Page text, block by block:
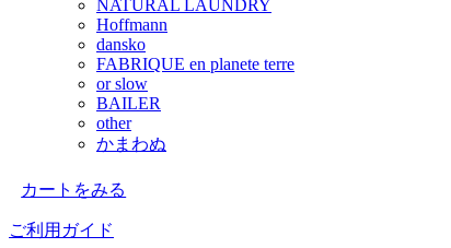
NATURAL LAUNDRY
Hoffmann
dansko
FABRIQUE en planete terre
or slow
BAILER
other
かまわぬ
カートをみる
ご利用ガイド